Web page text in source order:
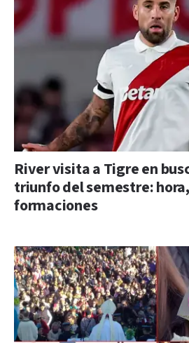
River visita a Tigre en
triunfo del semestre:
formaciones